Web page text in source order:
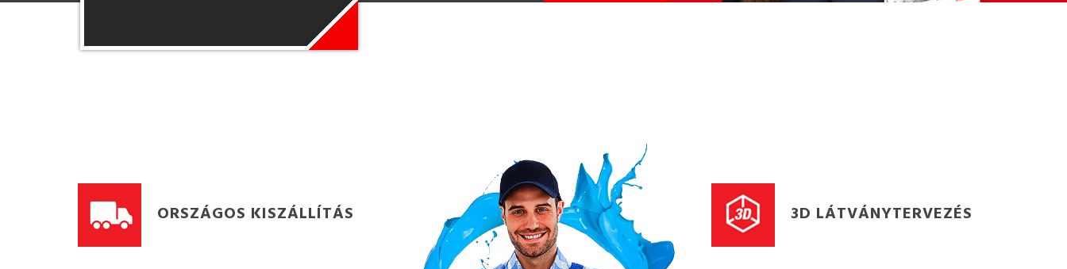
ORSZÁGOS KISZÁLLÍTÁS 3D LÁTVÁNYTERVEZÉS